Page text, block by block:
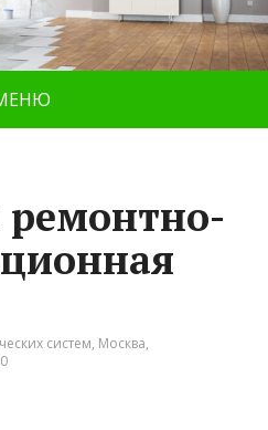
ремонтно-
систем, Москва,